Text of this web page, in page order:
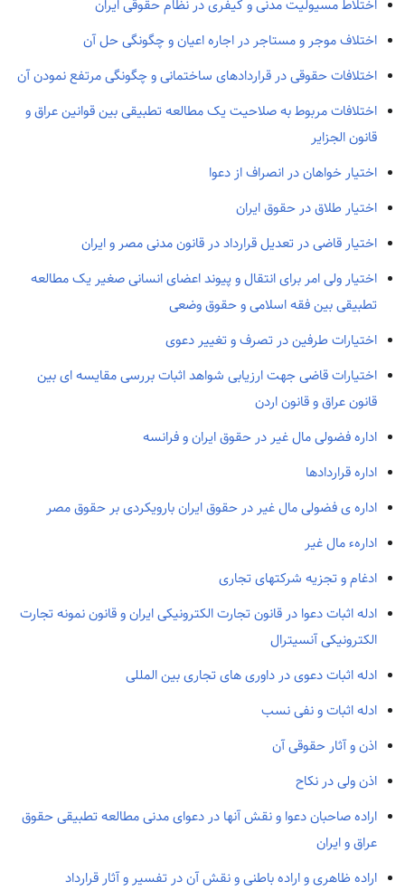
اختلاط مسیولیت مدنی و کیفری در نظام حقوقی ایران
اختلاف موجر و مستاجر در اجاره اعیان و چگونگی حل آن
اختلافات حقوقی در قراردادهای ساختمانی و چگونگی مرتفع نمودن آن
اختلافات مربوط به صلاحیت یک مطالعه تطبیقی بین قوانین عراق و
قانون الجزایر
اختیار خواهان در انصراف از دعوا
اختیار طلاق در حقوق ایران
اختیار قاضی در تعدیل قرارداد در قانون مدنی مصر و ایران
اختیار ولی امر برای انتقال و پیوند اعضای انسانی صغیر یک مطالعه
تطبیقی بین فقه اسلامی و حقوق وضعی
اختیارات طرفین در تصرف و تغییر دعوی
اختیارات قاضی جهت ارزیابی شواهد اثبات بررسی مقایسه ای بین
قانون عراق و قانون اردن
اداره فضولی مال غیر در حقوق ایران و فرانسه
اداره قراردادها
اداره ی فضولی مال غیر در حقوق ایران بارویکردی بر حقوق مصر
ادارهء مال غیر
ادغام و تجزیه شرکتهای تجاری
ادله اثبات دعوا در قانون تجارت الکترونیکی ایران و قانون نمونه تجارت
الکترونیکی آنسیترال
ادله اثبات دعوی در داوری های تجاری بین المللی
ادله اثبات و نفی نسب
اذن و آثار حقوقی آن
اذن ولی در نکاح
اراده صاحبان دعوا و نقش آنها در دعوای مدنی مطالعه تطبیقی حقوق
عراق و ایران
اراده ظاهری و اراده باطنی و نقش آن در تفسیر و آثار قرارداد